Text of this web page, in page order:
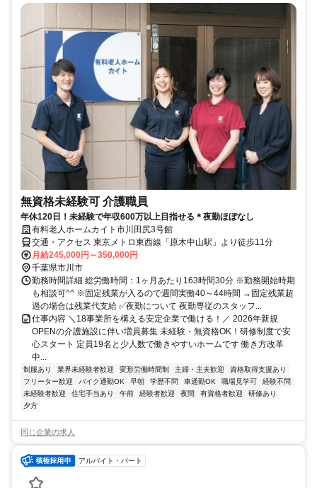
無資格未経験可 介護職員
年休120日！未経験で年収600万以上目指せる＊夜勤ほぼなし
有料老人ホームカイト市川田尻3号館
交通・アクセス 東京メトロ東西線「原木中山駅」より徒歩11分
月給245,000円～350,000円
千葉県市川市
勤務時間詳細 総労働時間：1ヶ月あたり163時間30分 ※勤務開始時期
も相談可^^ ※固定残業が入るので週間実働40～44時間 →固定残業超
過の場合は残業代支給 ✅夜勤について 夜勤専従のスタッフ...
仕事内容 ＼18事業所を構える安定企業で働ける！／ 2026年新規
OPENの介護施設に伴い増員募集 未経験・無資格OK！研修制度で安
心スタート 定員19名と少人数で働きやすいホームです 働き方改革
中...
制服あり 業界未経験者歓迎 変形労働時間制 主婦・主夫歓迎
資格取得支援あり
フリーター歓迎
バイク通勤OK 早朝 学歴不問 車通勤OK 職場見学可
経験不問
未経験者歓迎
住宅手当あり 午前 経験者歓迎 夜間 有資格者歓迎
研修あり
夕方
同じ企業の求人
アルバイト・パート